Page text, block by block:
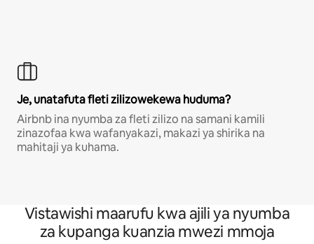
Je, unatafuta fleti zilizowekewa huduma?
Airbnb ina nyumba za fleti zilizo na samani kamili
zinazofaa kwa wafanyakazi, makazi ya shirika na
mahitaji ya kuhama.
Vistawishi maarufu kwa ajili ya nyumba
za kupanga kuanzia mwezi mmoja